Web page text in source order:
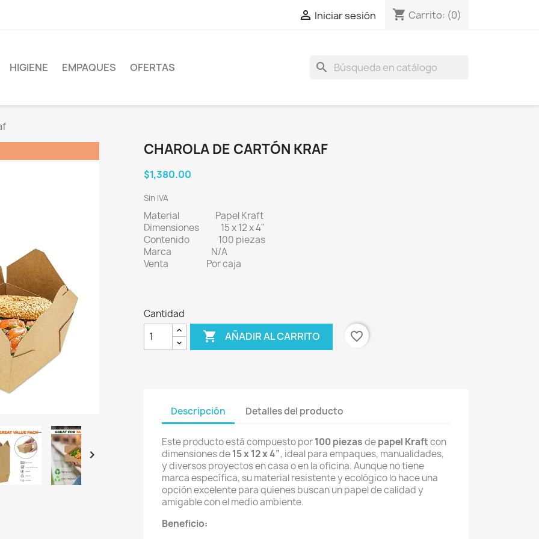
 Iniciar sesión shopping_cart Carrito: (0)
HIGIENE EMPAQUES OFERTAS search

CHAROLA DE CARTÓN KRAF
$1,380.00
Sin IVA
Material Papel Kraft
Dimensiones 15 x 12 x 4"
Contenido 100 piezas
Marca N/A
Venta Por caja
Cantidad
 AÑADIR AL CARRITO favorite_border
Descripción Detalles del producto
Este producto está compuesto por100 piezasdepapel Kraftcon
dimensiones de15 x 12 x 4”, ideal para empaques, manualidades,
y diversos proyectos en casa o en la oficina. Aunque no tiene
marca específica, su material resistente y ecológico lo hace una
opción excelente para quienes buscan un papel de calidad y
amigable con el medio ambiente.
Beneficio: